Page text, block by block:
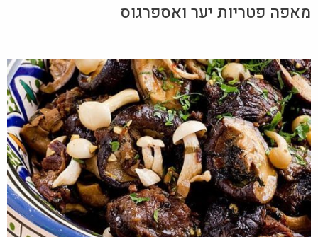
מאפה פטריות יער ואספרגוס